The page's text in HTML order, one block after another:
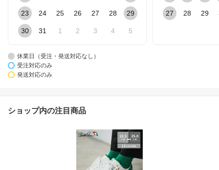
23 24 25 26 27 28 29
30 31 1 2 3 4 5
27 28 29
休業日（受注・発送対応なし）
受注対応のみ
発送対応のみ
ショップ内の注目商品